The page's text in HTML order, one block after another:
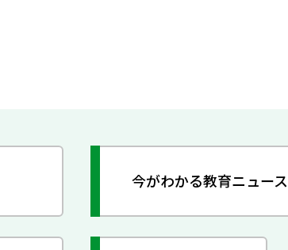
今がわかる教育ニュース